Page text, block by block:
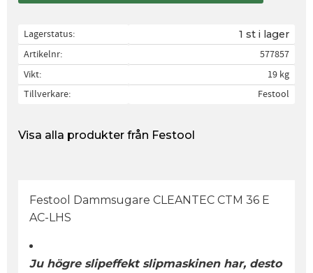
Lagerstatus 1 st i lager
Artikelnr
577857
Vikt
19 kg
Tillverkare
Festool
Visa alla produkter från Festool
Festool Dammsugare CLEANTEC CTM 36 E
AC-LHS
Ju högre slipeffekt slipmaskinen har, desto